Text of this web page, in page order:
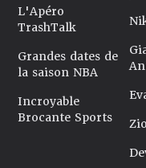
L'Apéro
TrashTalk
Grandes dates de
la saison NBA
Incroyable
Brocante Sports